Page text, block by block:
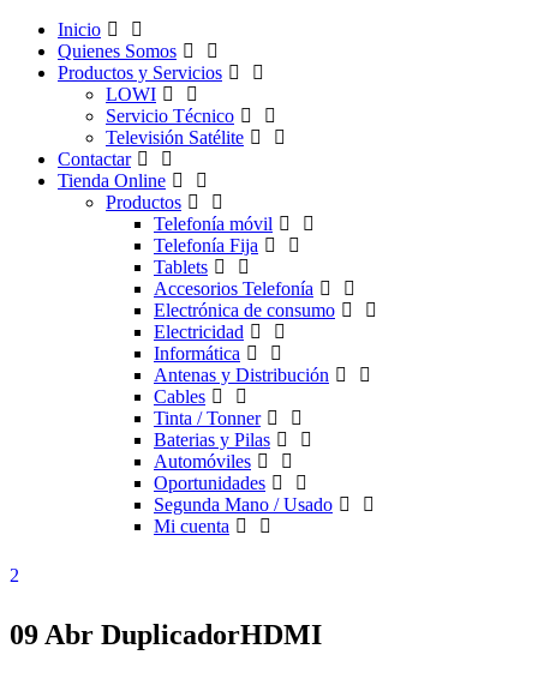
Inicio
Quienes Somos
Productos y Servicios
LOWI
Servicio Técnico
Televisión Satélite
Contactar
Tienda Online
Productos
Telefonía móvil
Telefonía Fija
Tablets
Accesorios Telefonía
Electrónica de consumo
Electricidad
Informática
Antenas y Distribución
Cables
Tinta / Tonner
Baterias y Pilas
Automóviles
Oportunidades
Segunda Mano / Usado
Mi cuenta
09 Abr DuplicadorHDMI